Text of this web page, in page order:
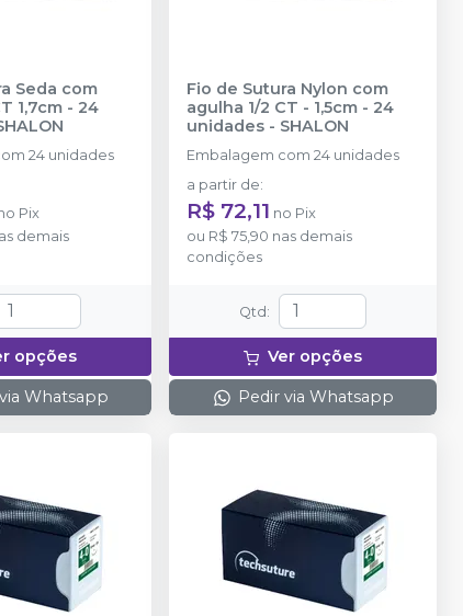
Seda com
1,7cm - 24
24 unidades
Pix
demais
opções
Whatsapp
Fio de Sutura Nylon com
agulha 1/2 CT - 1,5cm - 24
unidades - SHALON
Embalagem com 24 unidades
a partir de:
R$ 72,11 no Pix
ou R$ 75,90 nas demais
condições
Qtd:
Ver opções
Pedir via Whatsapp